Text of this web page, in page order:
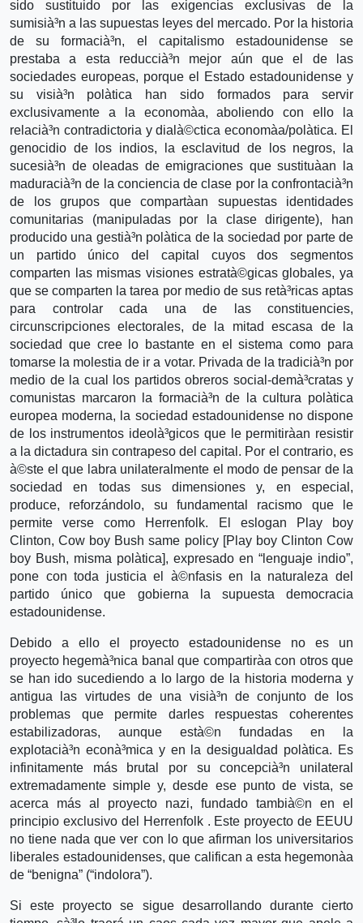
sido sustituido por las exigencias exclusivas de la
sumisià³n a las supuestas leyes del mercado. Por la historia
de su formacià³n, el capitalismo estadounidense se
prestaba a esta reduccià³n mejor aún que el de las
sociedades europeas, porque el Estado estadounidense y
su visià³n polà­tica han sido formados para servir
exclusivamente a la economà­a, aboliendo con ello la
relacià³n contradictoria y dialà©ctica economà­a/polà­tica. El
genocidio de los indios, la esclavitud de los negros, la
sucesià³n de oleadas de emigraciones que sustituà­an la
maduracià³n de la conciencia de clase por la confrontacià³n
de los grupos que compartà­an supuestas identidades
comunitarias (manipuladas por la clase dirigente), han
producido una gestià³n polà­tica de la sociedad por parte de
un partido único del capital cuyos dos segmentos
comparten las mismas visiones estratà©gicas globales, ya
que se comparten la tarea por medio de sus retà³ricas aptas
para controlar cada una de las constituencies,
circunscripciones electorales, de la mitad escasa de la
sociedad que cree lo bastante en el sistema como para
tomarse la molestia de ir a votar. Privada de la tradicià³n por
medio de la cual los partidos obreros social-demà³cratas y
comunistas marcaron la formacià³n de la cultura polà­tica
europea moderna, la sociedad estadounidense no dispone
de los instrumentos ideolà³gicos que le permitirà­an resistir
a la dictadura sin contrapeso del capital. Por el contrario, es
à©ste el que labra unilateralmente el modo de pensar de la
sociedad en todas sus dimensiones y, en especial,
produce, reforzándolo, su fundamental racismo que le
permite verse como Herrenfolk. El eslogan Play boy
Clinton, Cow boy Bush same policy [Play boy Clinton Cow
boy Bush, misma polà­tica], expresado en “lenguaje indio”,
pone con toda justicia el à©nfasis en la naturaleza del
partido único que gobierna la supuesta democracia
estadounidense.
Debido a ello el proyecto estadounidense no es un
proyecto hegemà³nica banal que compartirà­a con otros que
se han ido sucediendo a lo largo de la historia moderna y
antigua las virtudes de una visià³n de conjunto de los
problemas que permite darles respuestas coherentes
estabilizadoras, aunque està©n fundadas en la
explotacià³n econà³mica y en la desigualdad polà­tica. Es
infinitamente más brutal por su concepcià³n unilateral
extremadamente simple y, desde ese punto de vista, se
acerca más al proyecto nazi, fundado tambià©n en el
principio exclusivo del Herrenfolk . Este proyecto de EEUU
no tiene nada que ver con lo que afirman los universitarios
liberales estadounidenses, que califican a esta hegemonà­a
de “benigna” (“indolora”).
Si este proyecto se sigue desarrollando durante cierto